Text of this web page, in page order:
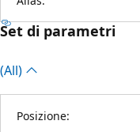
Set di parametri
(All)
Posizione: